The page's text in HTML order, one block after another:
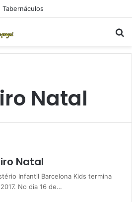
Natal
Natal
Infantil Barcelona Kids termina
No dia 16 de…